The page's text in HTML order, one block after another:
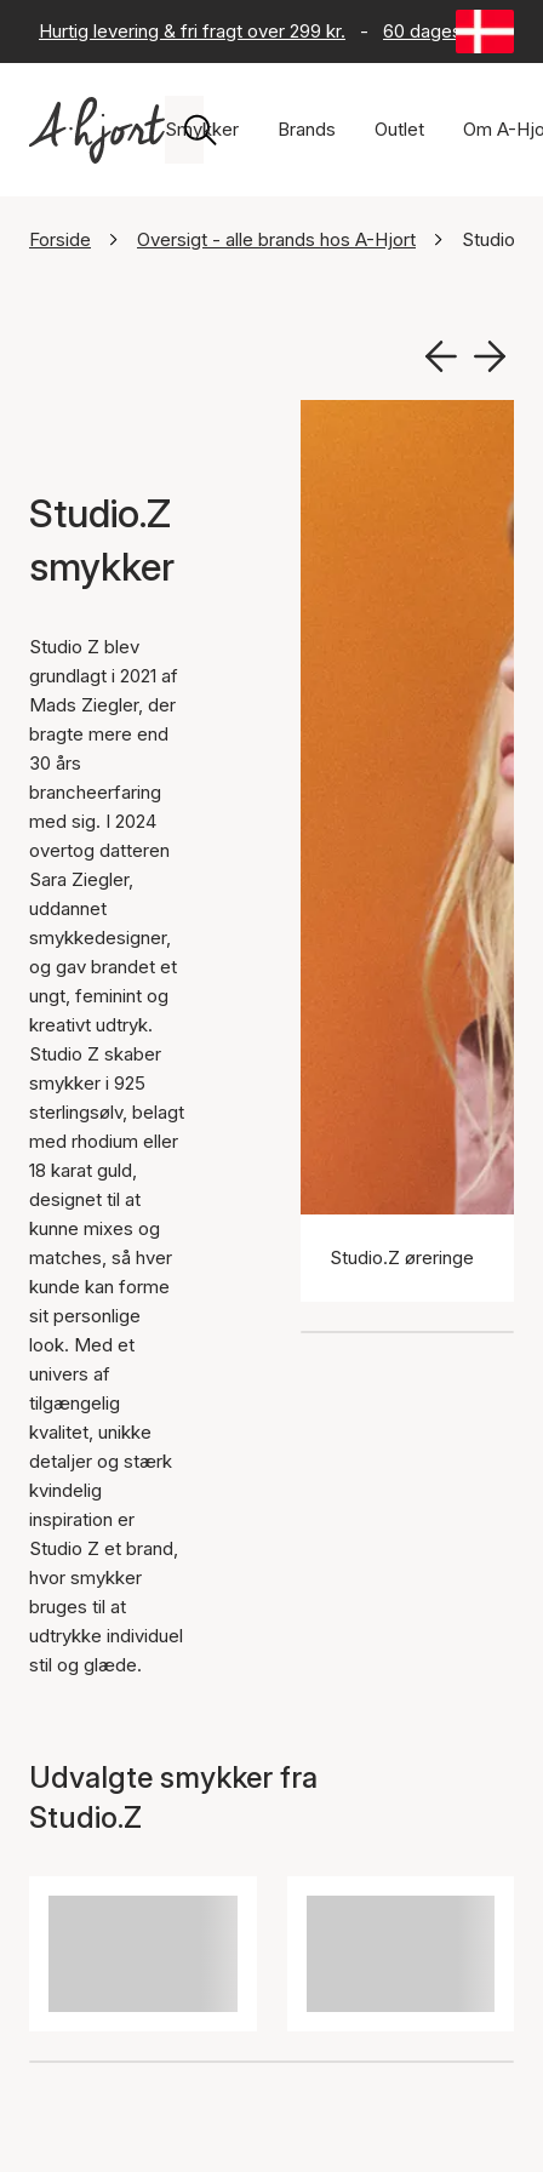
Hurtig levering & fri fragt over 299 kr. - 60 dages returret
Smykker Brands Outlet Om A-
Forside Oversigt - alle brands hos A-Hjort Studio.Z
Studio.Z
smykker
Studio Z blev
grundlagt i 2021 af
Mads Ziegler, der
bragte mere end
30 års
brancheerfaring
med sig. I 2024
overtog datteren
Sara Ziegler,
uddannet
smykkedesigner,
og gav brandet et
ungt, feminint og
kreativt udtryk.
Studio Z skaber
smykker i 925
sterlingsølv, belagt
med rhodium eller
18 karat guld,
designet til at
kunne mixes og
matches, så hver
kunde kan forme
sit personlige
look. Med et
univers af
tilgængelig
kvalitet, unikke
detaljer og stærk
kvindelig
inspiration er
Studio Z et brand,
hvor smykker
bruges til at
udtrykke individuel
stil og glæde.
Studio.Z øreringe
Udvalgte smykker fra
Studio.Z